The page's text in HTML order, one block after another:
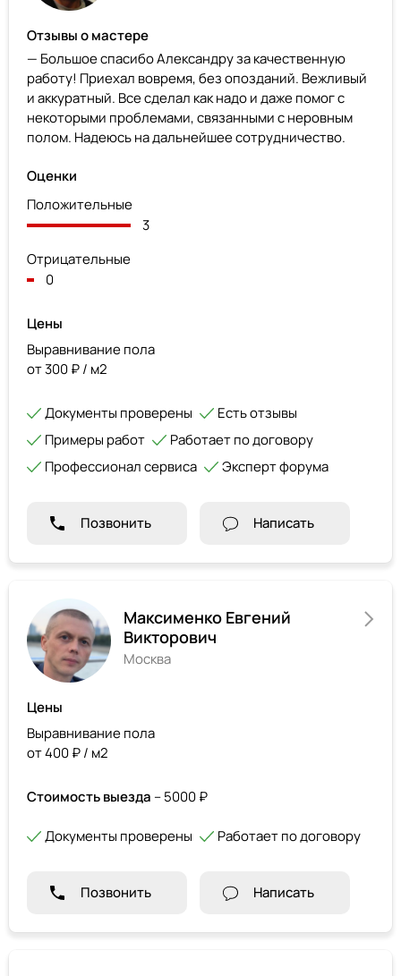
Отзывы о мастере
— Большое спасибо Александру за качественную
работу! Приехал вовремя, без опозданий. Вежливый
и аккуратный. Все сделал как надо и даже помог с
некоторыми проблемами, связанными с неровным
полом. Надеюсь на дальнейшее сотрудничество.
Оценки
Положительные
3
Отрицательные
0
Цены
Выравнивание пола
от 300 ₽ / м2
Документы проверены
Есть отзывы
Примеры работ
Работает по договору
Профессионал сервиса
Эксперт форума
Позвонить Написать
Максименко Евгений
Викторович
Москва
Цены
Выравнивание пола
от 400 ₽ / м2
Стоимость выезда – 5000 ₽
Документы проверены Работает по договору
Позвонить Написать